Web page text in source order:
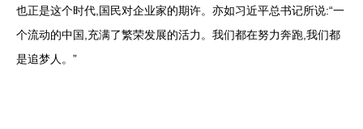
也正是这个时代,国民对企业家的期许。亦如习近平总书记所说:“一
个流动的中国,充满了繁荣发展的活力。我们都在努力奔跑,我们都
是追梦人。”